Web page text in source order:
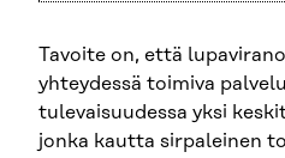
Tavoite on, että
yhteydessä toimiva
tulevaisuudessa yksi
jonka kautta sirpaleinen